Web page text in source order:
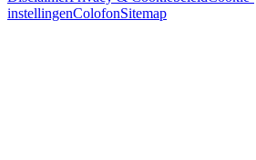
instellingenColofonSitemap